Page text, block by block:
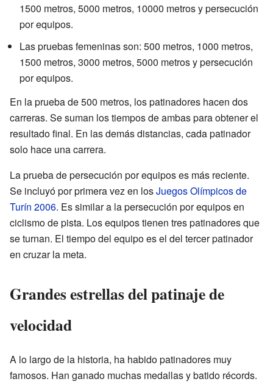
1500 metros, 5000 metros, 10000 metros y persecución
por equipos.
Las pruebas femeninas son: 500 metros, 1000 metros,
1500 metros, 3000 metros, 5000 metros y persecución
por equipos.
En la prueba de 500 metros, los patinadores hacen dos
carreras. Se suman los tiempos de ambas para obtener el
resultado final. En las demás distancias, cada patinador
solo hace una carrera.
La prueba de persecución por equipos es más reciente.
Se incluyó por primera vez en losJuegos Olímpicos de
Turín 2006. Es similar a la persecución por equipos en
ciclismo de pista. Los equipos tienen tres patinadores que
se turnan. El tiempo del equipo es el del tercer patinador
en cruzar la meta.
Grandes estrellas del patinaje de
velocidad
A lo largo de la historia, ha habido patinadores muy
famosos. Han ganado muchas medallas y batido récords.